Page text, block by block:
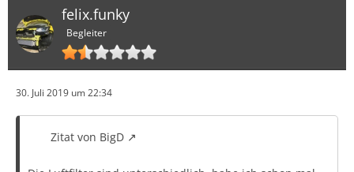
felix.funky
Begleiter
30. Juli 2019 um 22:34
Zitat von BigD